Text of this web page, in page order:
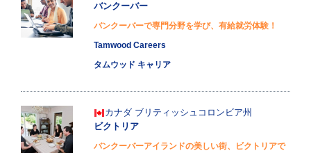
バンクーバー
バンクーバーで専門分野を学び、有給就労体験！
Tamwood Careers
タムウッド キャリア
カナダ ブリティッシュコロンビア州
ビクトリア
バンクーバーアイランドの美しい街、ビクトリアで